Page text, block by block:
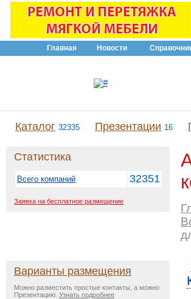
Главная Новости
Каталог 32335 Презентации 16
Статистика
Всего компаний 32351
Заявка на бесплатное размещение
Варианты размещения
Можно разместить простые контакты, а можно
Презентацию. Узнать подробнее